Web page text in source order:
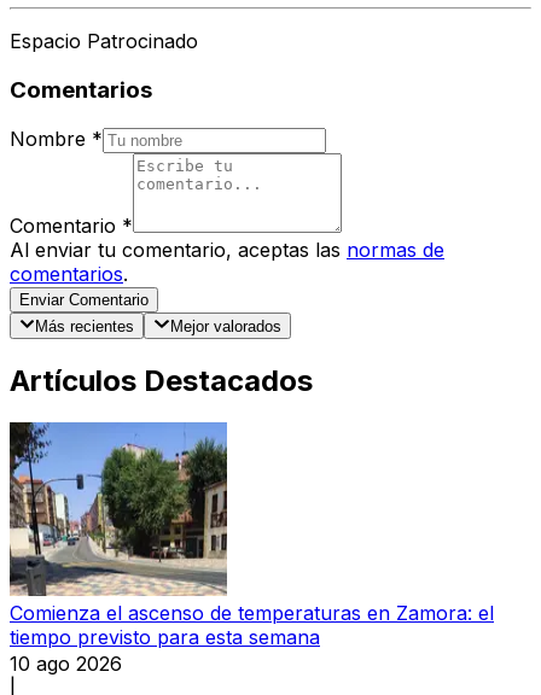
Espacio Patrocinado
Comentarios
Nombre *
Comentario *
Al enviar tu comentario, aceptas las normas de
comentarios.
Enviar Comentario
Más recientes
Mejor valorados
Artículos Destacados
Comienza el ascenso de temperaturas en Zamora: el
tiempo previsto para esta semana
10 ago 2026